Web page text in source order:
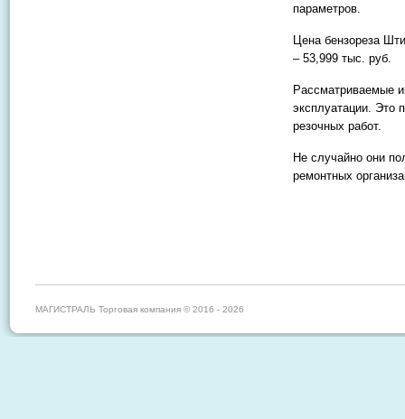
параметров.
Цена бензореза
– 53,999 тыс. руб.
Рассматриваемые
эксплуатации. Это
резочных работ.
Не случайно они
ремонтных
МАГИСТРАЛЬ Торговая компания © 2016 - 2026